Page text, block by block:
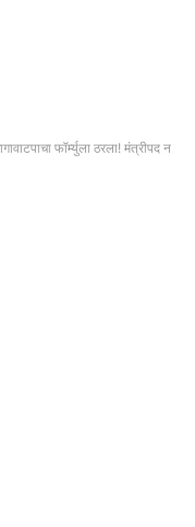
फॉर्म्युला ठरला! मंत्रीपद न